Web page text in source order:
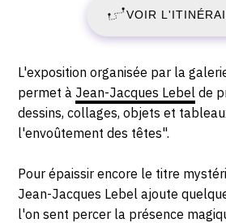
-
rue
des
Beaux-
Arts,
75005
Paris
VOIR
Description,
horaires...
L'exposition organisée par la
permet à Jean-Jacques Lebel de
dessins, collages, objets et
l'envoûtement des têtes".
Pour épaissir encore le titre
Jean-Jacques Lebel ajoute
l'on sent percer la présence